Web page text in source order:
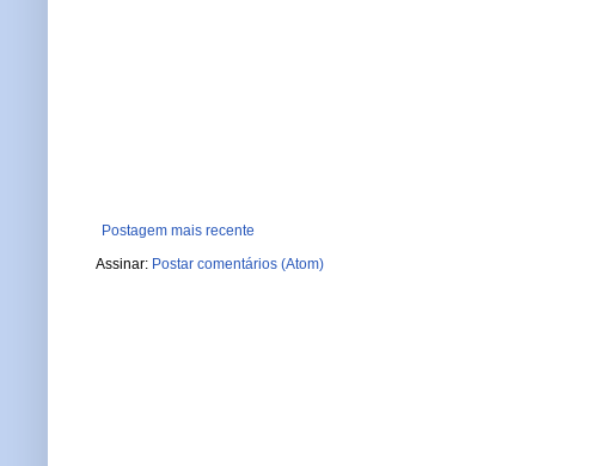
Postagem mais recente
Assinar: Postar comentários (Atom)